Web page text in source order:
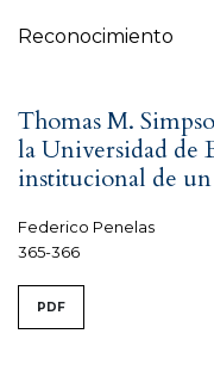
Reconocimiento
Thomas M.
la Universidad de
institucional de
Federico Penelas
365-366
PDF